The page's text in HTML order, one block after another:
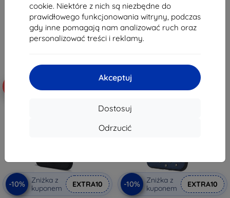
cookie. Niektóre z nich są niezbędne do
prawidłowego funkcjonowania witryny, podczas
gdy inne pomagają nam analizować ruch oraz
personalizować treści i reklamy.
Akceptuj
Dostosuj
Odrzucić
Ostatnia sztuka w magazynie Ostatnia sztuka w magazynie
-10%
Zniżka z
kuponem
EXTRA10 -10%
Zniżka z
kuponem
EXTRA10